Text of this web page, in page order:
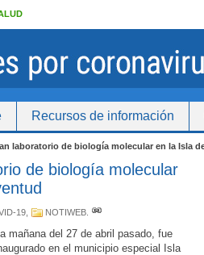
Recursos de información
laboratorio de biología molecular en la Isla
de biología molecular
19 NOTIWEB
mañana del 27 de abril pasado, fue
en el municipio especial Isla